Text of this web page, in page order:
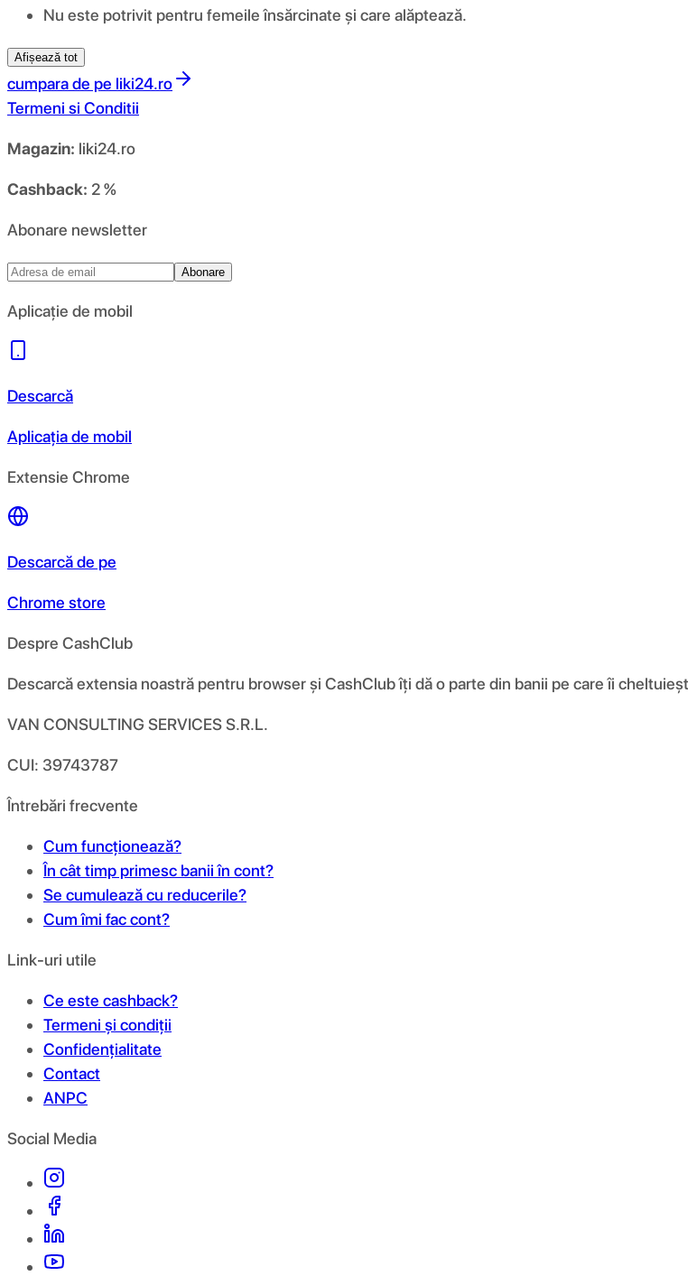
Nu este potrivit pentru femeile însărcinate și care alăptează.
Afișează tot
cumpara de pe liki24.ro
Termeni si Conditii
Magazin: liki24.ro
Cashback: 2 %
Abonare newsletter
Abonare
Aplicație de mobil
Descarcă
Aplicația de mobil
Extensie Chrome
Descarcă de pe
Chrome store
Despre CashClub
Descarcă extensia noastră pentru browser și CashClub îți dă o parte din banii pe care îi
VAN CONSULTING SERVICES S.R.L.
CUI: 39743787
Întrebări frecvente
Cum funcționează?
În cât timp primesc banii în cont?
Se cumulează cu reducerile?
Cum îmi fac cont?
Link-uri utile
Ce este cashback?
Termeni și condiții
Confidențialitate
Contact
ANPC
Social Media